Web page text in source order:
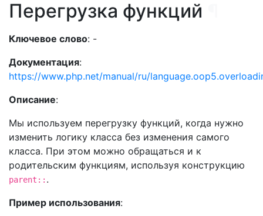
Перегрузка функций
Ключевое слово: -
Документация:
https://www.php.net/manual/ru/
Описание:
Мы используем перегрузку функций, когда нужно
изменить логику класса без изменения самого
класса. При этом можно обращаться и к
родительским функциям, используя конструкцию
parent:: .
Пример использования: